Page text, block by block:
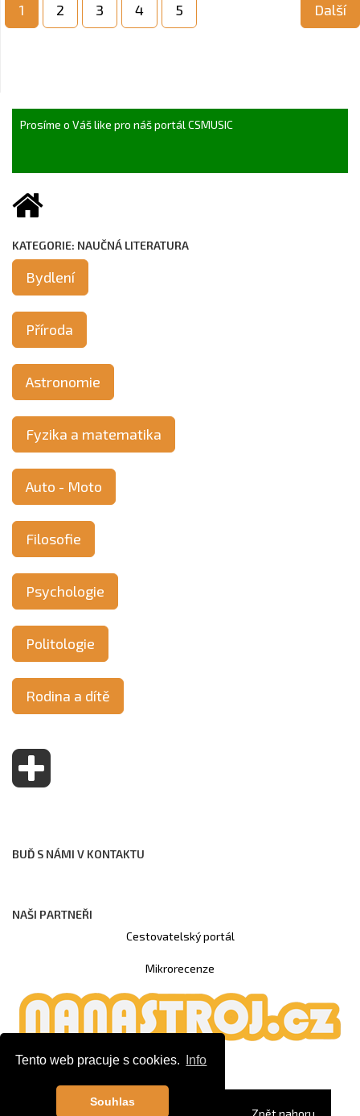
Tento web pracuje s cookies. Info
Souhlas
1 2 3 4 5 Další
Prosíme o Váš like pro náš portál CSMUSIC
KATEGORIE: NAUČNÁ LITERATURA
Bydlení
Příroda
Astronomie
Fyzika a matematika
Auto - Moto
Filosofie
Psychologie
Politologie
Rodina a dítě
BUĎ S NÁMI V KONTAKTU
NAŠI PARTNEŘI
Cestovatelský portál
Mikrorecenze
© Copyright 2020 CS MUSIC Zpět nahoru